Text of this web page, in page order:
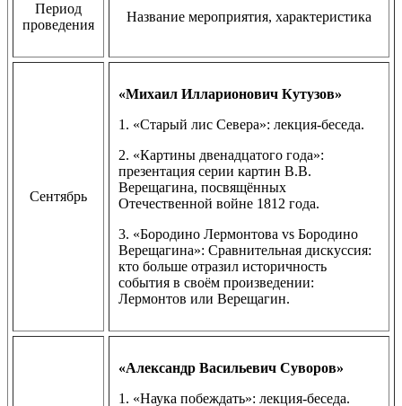
Период
проведения
Название мероприятия, характеристика
Сентябрь
«Михаил Илларионович Кутузов»
1. «Старый лис Севера»: лекция-беседа.
2. «Картины двенадцатого года»:
презентация серии картин В.В.
Верещагина, посвящённых
Отечественной войне 1812 года.
3. «Бородино Лермонтова vs Бородино
Верещагина»: Сравнительная дискуссия:
кто больше отразил историчность
события в своём произведении:
Лермонтов или Верещагин.
«Александр Васильевич Суворов»
1. «Наука побеждать»: лекция-беседа.